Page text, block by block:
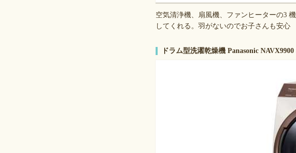
空気清浄機、扇風機、ファンヒーターの3
してくれる。羽がないのでお子さんも安心
ドラム型洗濯乾燥機 Panasonic NAVX9900